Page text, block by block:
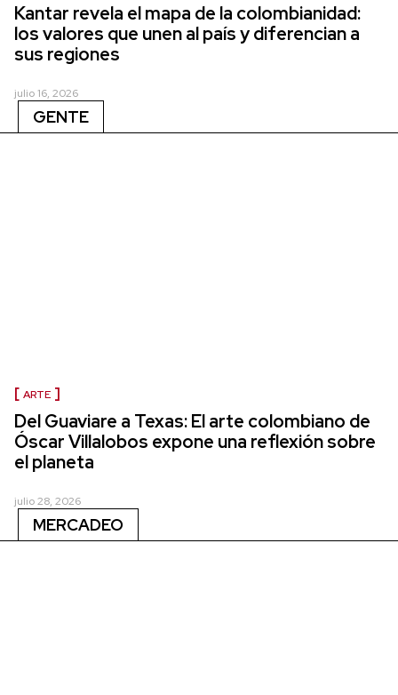
Kantar revela el mapa de la colombianidad:
los valores que unen al país y diferencian a
sus regiones
julio 16, 2026
GENTE
ARTE
Del Guaviare a Texas: El arte colombiano de
Óscar Villalobos expone una reflexión sobre
el planeta
julio 28, 2026
MERCADEO